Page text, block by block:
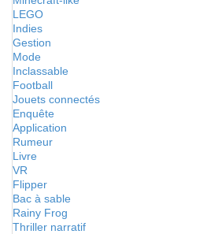
LEGO
Indies
Gestion
Mode
Inclassable
Football
Jouets connectés
Enquête
Application
Rumeur
Livre
VR
Flipper
Bac à sable
Rainy Frog
Thriller narratif